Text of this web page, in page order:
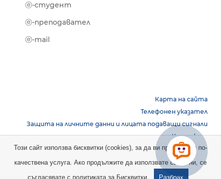
ⓔ-студент
ⓔ-преподавател
ⓔ-mail
Карта на сайта
Телефонен указател
Защита на личните данни и лицата подаващи сигнали
Контакти
Copyright © 2026 НБУ. Всички права запазени.
Този сайт използва бисквитки (cookies), за да ви предостави по-
качествена услуга. Ако продължите да използвате сайта ни, се
съгласявате с политиката за Бисквитки. Разбрах